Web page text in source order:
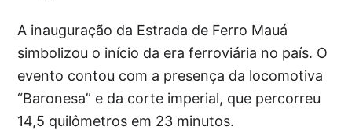
A inauguração da Estrada de Ferro Mauá
simbolizou o início da era ferroviária no país. O
evento contou com a presença da locomotiva
“Baronesa” e da corte imperial, que percorreu
14,5 quilômetros em 23 minutos.